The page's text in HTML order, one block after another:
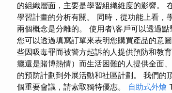
的組織層面，主要是學習組織維度的影響。
學習計畫的分析有關。 同時，從功能上看，
兩個概念是分離的。 使用者\客戶可以透過
您可以透過填寫訂單來表明您購買產品的意
些因吸毒罪而被警方起訴的人提供預防和教
癮還是賭博熱情）而生活困難的人提供全面
的預防計劃到外展活動和社區計劃。 我們的
個重要會議，請索取獨特優惠。 自助式外燴